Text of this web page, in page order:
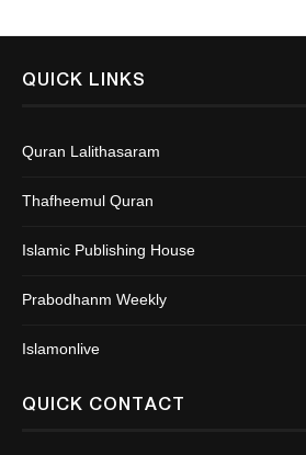
QUICK LINKS
Quran Lalithasaram
Thafheemul Quran
Islamic Publishing House
Prabodhanm Weekly
Islamonlive
QUICK CONTACT